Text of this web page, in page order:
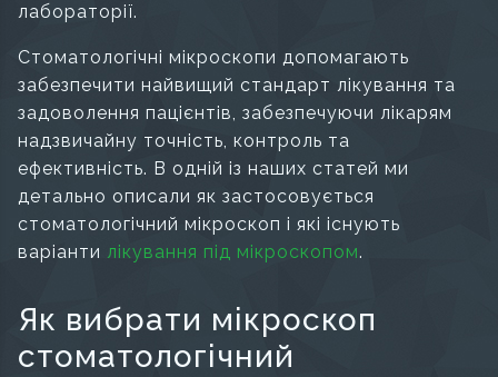
лабораторії.
Стоматологічні мікроскопи допомагають
забезпечити найвищий стандарт лікування та
задоволення пацієнтів, забезпечуючи лікарям
надзвичайну точність, контроль та
ефективність. В одній із наших статей ми
детально описали як застосовується
стоматологічний мікроскоп і які існують
варіанти лікування під мікроскопом.
Як вибрати мікроскоп
стоматологічний